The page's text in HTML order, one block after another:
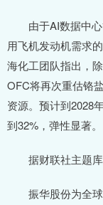
由于AI数据中心
用飞机发动机需求
海化工团队指出，
OFC将再次重估铬
资源。预计到2028
到32%，弹性显著。
据财联社主题库
振华股份为全球